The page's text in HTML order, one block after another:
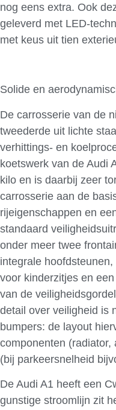
nog eens extra. Ook
geleverd met LED-
met keus uit tien
Solide en
De carrosserie van de
tweederde uit lichte
verhittings- en
koetswerk van de Audi
kilo en is daarbij zeer
carrosserie aan de
rijeigenschappen en
standaard
onder meer twee
integrale
voor kinderzitjes en
van de
detail over veiligheid is
bumpers: de layout
componenten (radiator,
(bij parkeersnelheid
De Audi A1 heeft een
gunstige stroomlijn zit